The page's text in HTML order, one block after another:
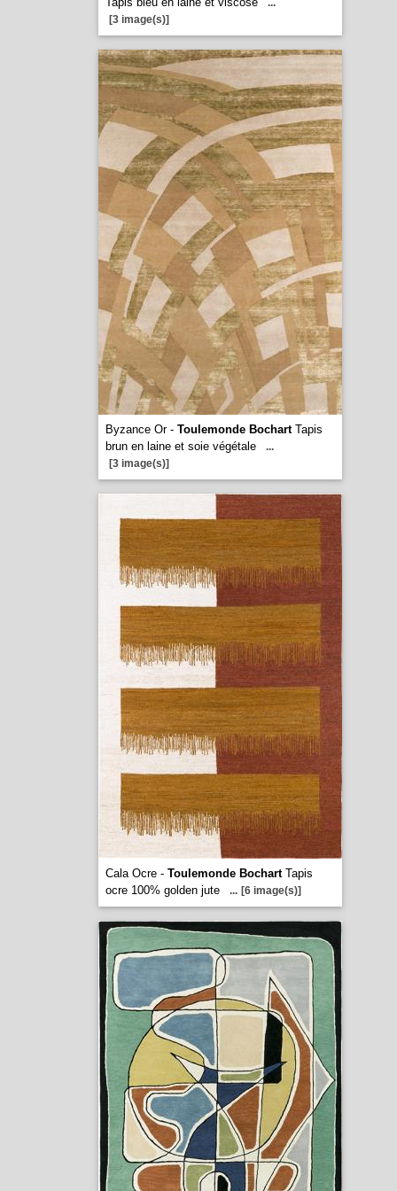
...
[3 image(s)]
Byzance Or - Toulemonde BochartTapis
brun en laine et soie végétale
...
[3 image(s)]
Cala Ocre - Toulemonde BochartTapis
ocre 100% golden jute
... [6 image(s)]